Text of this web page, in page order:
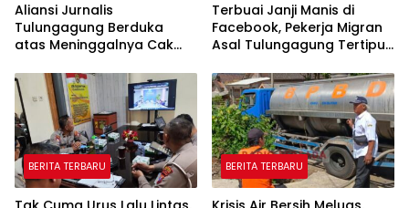
Aliansi Jurnalis
Tulungagung Berduka
atas Meninggalnya Cak
“Beliau Pejuang Keadilan
yang Vokal”
Terbuai Janji Manis di
Facebook, Pekerja Migran
Asal Tulungagung Tertipu
BERITA TERBARU BERITA TERBARU